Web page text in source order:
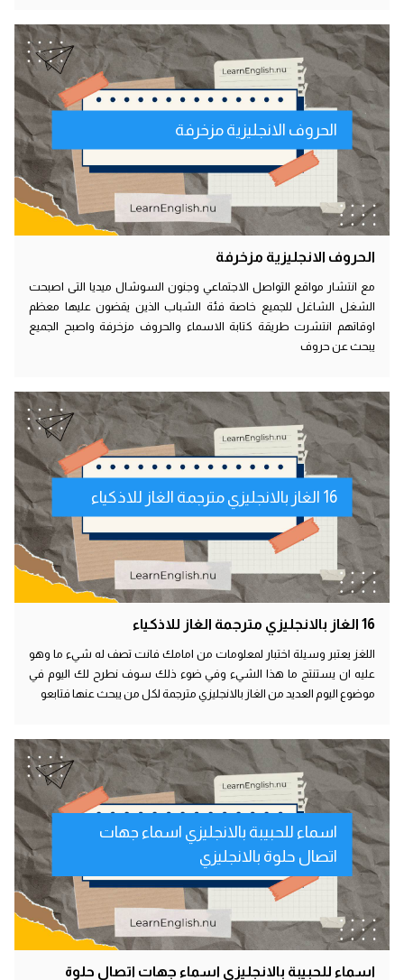
الحروف الانجليزية مزخرفة
الحروف الانجليزية مزخرفة
مع انتشار مواقع التواصل الاجتماعي وجنون السوشال ميديا التى اصبحت
الشغل الشاغل للجميع خاصة فئة الشباب الذين يقضون عليها معظم
اوقاتهم انتشرت طريقة كتابة الاسماء والحروف مزخرفة واصبح الجميع
يبحث عن حروف
16 الغاز بالانجليزي مترجمة الغاز للاذكياء
16 الغاز بالانجليزي مترجمة الغاز للاذكياء
اللغز يعتبر وسيلة اختبار لمعلومات من امامك فانت تصف له شيء ما وهو
عليه ان يستنتج ما هذا الشيء وفي ضوء ذلك سوف نطرح لك اليوم في
موضوع اليوم العديد من الغاز بالانجليزي مترجمة لكل من يبحث عنها فتابعو
اسماء للحبيبة بالانجليزي اسماء جهات
اتصال حلوة بالانجليزي
اسماء للحبيبة بالانجليزي اسماء جهات اتصال حلوة